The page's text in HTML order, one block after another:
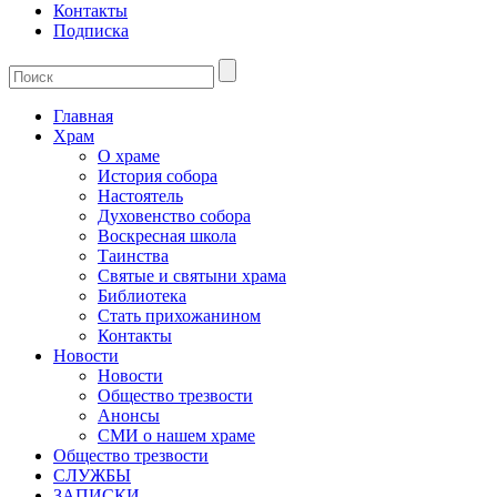
Контакты
Подписка
Главная
Храм
О храме
История собора
Настоятель
Духовенство собора
Воскресная школа
Таинства
Святые и святыни храма
Библиотека
Стать прихожанином
Контакты
Новости
Новости
Общество трезвости
Анонсы
СМИ о нашем храме
Общество трезвости
СЛУЖБЫ